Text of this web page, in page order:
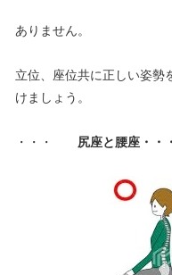
ありません。
立位、座位共に正しい姿勢
けましょう。
・・・ 尻座と腰座・・・